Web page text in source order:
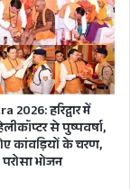
के विस्तार के
से शीघ्र स्वीकृति
2026: हरिद्वार में
से पुष्पवर्षा,
कांवड़ियों के चरण,
भोजन